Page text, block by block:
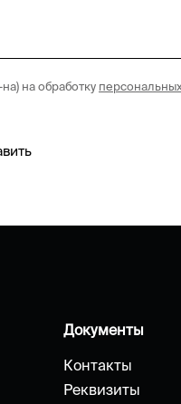
на обработку
Документы
Контакты
Реквизиты